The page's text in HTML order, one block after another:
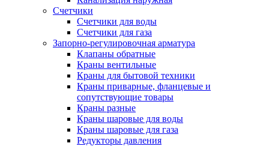
Счетчики
Счетчики для воды
Счетчики для газа
Запорно-регулировочная арматура
Клапаны обратные
Краны вентильные
Краны для бытовой техники
Краны приварные, фланцевые и
сопутствующие товары
Краны разные
Краны шаровые для воды
Краны шаровые для газа
Редукторы давления